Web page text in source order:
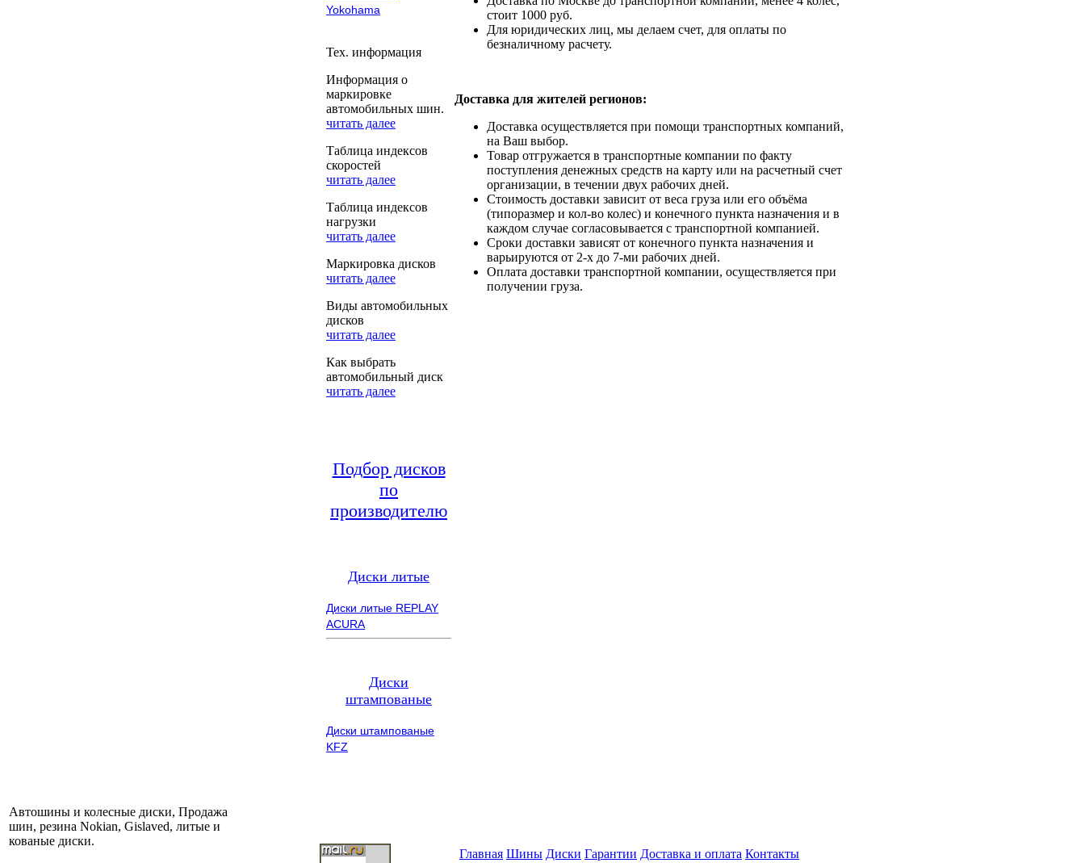
Yokohama
Тех. информация
Информация о
маркировке
автомобильных шин.
читать далее
Таблица индексов
скоростей
читать далее
Таблица индексов
нагрузки
читать далее
Маркировка дисков
читать далее
Виды автомобильных
дисков
читать далее
Как выбрать
автомобильный диск
читать далее
Подбор дисков
по
производителю
Диски литые
Диски литые REPLAY
ACURA
Диски
штампованые
Диски штампованые
KFZ
стоит 1000 руб.
Для юридических лиц, мы делаем счет, для оплаты по
безналичному расчету.
Доставка для жителей регионов:
Доставка осуществляется при помощи транспортных компаний,
на Ваш выбор.
Товар отгружается в транспортные компании по факту
поступления денежных средств на карту или на расчетный счет
организации, в течении двух рабочих дней.
Стоимость доставки зависит от веса груза или его объёма
(типоразмер и кол-во колес) и конечного пункта назначения и в
каждом случае согласовывается с транспортной компанией.
Сроки доставки зависят от конечного пункта назначения и
варьируются от 2-х до 7-ми рабочих дней.
Оплата доставки транспортной компании, осуществляется при
получении груза.
Автошины и колесные диски, Продажа
шин, резина Nokian, Gislaved, литые и
кованые диски.
Главная Шины Диски Гарантии Доставка и оплата Контакты